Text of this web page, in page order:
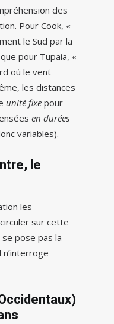
des
Pour Cook, «
le Sud par la
pour Tupaia, «
où le vent
les distances
unité fixe pour
en durées
variables).
le
les
sur cette
pose pas la
n’interroge